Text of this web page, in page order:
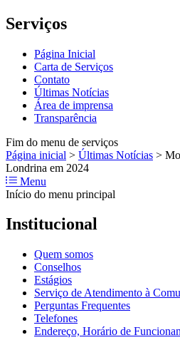
Serviços
Página Inicial
Carta de Serviços
Contato
Últimas Notícias
Área de imprensa
Transparência
Fim do menu de serviços
Página inicial > Últimas Notícias >
Londrina em 2024
Menu
Início do menu principal
Institucional
Quem somos
Conselhos
Estágios
Serviço de Atendimento à
Perguntas Frequentes
Telefones
Endereço, Horário de